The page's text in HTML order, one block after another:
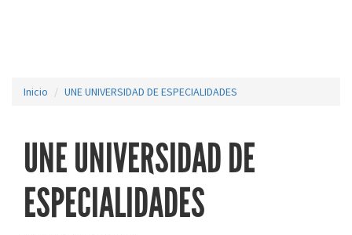
Inicio UNE UNIVERSIDAD DE ESPECIALIDADES
UNE UNIVERSIDAD DE
ESPECIALIDADES